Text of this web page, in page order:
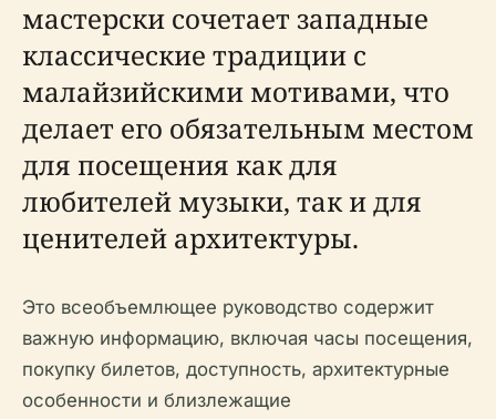
мастерски сочетает западные
классические традиции с
малайзийскими мотивами, что
делает его обязательным местом
для посещения как для
любителей музыки, так и для
ценителей архитектуры.
Это всеобъемлющее руководство содержит
важную информацию, включая часы посещения,
покупку билетов, доступность, архитектурные
особенности и близлежащие